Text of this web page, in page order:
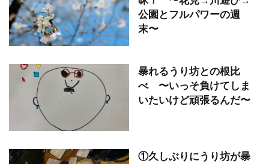
公園とフルパワーの週
末〜
暴れるうり坊との根比
べ 〜いっそ負けてしま
いたいけど頑張るんだ〜
①久しぶりにうり坊が暴